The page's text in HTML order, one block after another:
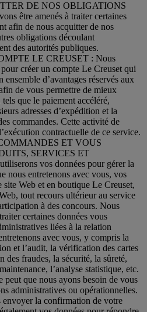
DE NOS OBLIGATIONS
être amenés à traiter certaines
afin de nous acquitter de nos
obligations découlant
des autorités publiques.
LE CREUSET : Nous
créer un compte Le Creuset qui
ensemble d’avantages réservés aux
de vous permettre de mieux
que le paiement accéléré,
adresses d’expédition et la
commandes. Cette activité de
contractuelle de ce service.
ET VOUS
SERVICES ET
vos données pour gérer la
nous entretenons avec vous, vos
site Web et en boutique Le Creuset,
tout recours ultérieur au service
à des concours. Nous
certaines données vous
liées à la relation
avec vous, y compris la
et l’audit, la vérification des cartes
des fraudes, la sécurité, la sûreté,
l’analyse statistique, etc.
peut que nous ayons besoin de vous
administratives ou opérationnelles.
envoyer la confirmation de votre